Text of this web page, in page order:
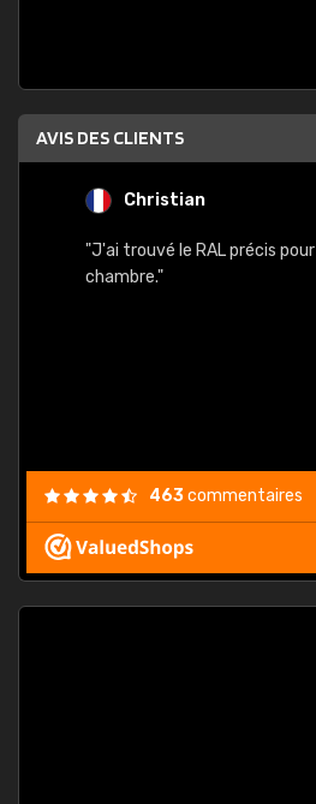
AVIS DES CLIENTS
Christian
"J'ai trouvé le RAL précis
chambre."
463commentaires